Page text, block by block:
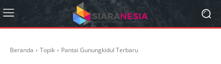
Beranda Topik Pantai Gunungkidul Terbaru